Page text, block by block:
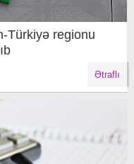
Türkiyə regionu
Ətraflı